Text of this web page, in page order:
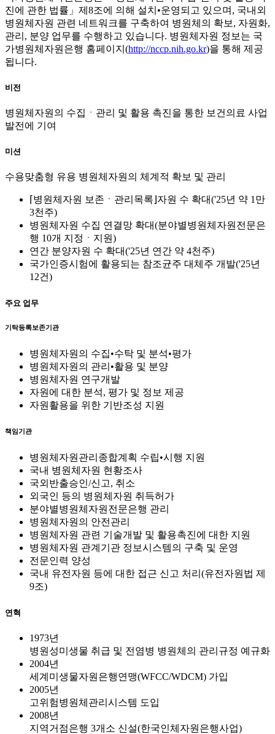
진에 관한 법률」제8조에 의해 설치•운영되고 있으며, 국내외
병원체자원 관련 네트워크를 구축하여 병원체의 확보, 자원화,
관리, 분양 업무를 수행하고 있습니다. 병원체자원 정보는 국
가병원체자원은행 홈페이지(http://nccp.nih.go.kr)을 통해 제공
됩니다.
비전
병원체자원의 수집ㆍ관리 및 활용 촉진을 통한 보건의료 사업
발전에 기여
미션
수용맞춤형 유용 병원체자원의 체계적 확보 및 관리
⌈병원체자원 보존ㆍ관리목록⌋자원 수 확대('25년 약 1만
3천주)
병원체자원 수집 연결망 확대(분야별병원체자원전문은
행 10개 지정ㆍ지원)
연간 분양자원 수 확대('25년 연간 약 4천주)
국가인증시험에 활용되는 참조균주 대체주 개발('25년
12건)
주요 업무
기탁등록보존기관
병원체자원의 수집•수탁 및 분석•평가
병원체자원의 관리•활용 및 분양
병원체자원 연구개발
자원에 대한 분석, 평가 및 정보 제공
자원활용을 위한 기반조성 지원
책임기관
병원체자원관리종합계획 수립•시행 지원
국내 병원체자원 현황조사
국외반출승인/신고, 취소
외국인 등의 병원체자원 취득허가
분야별병원체자원전문은행 관리
병원체자원의 안전관리
병원체자원 관련 기술개발 및 활용촉진에 대한 지원
병원체자원 관계기관 정보시스템의 구축 및 운영
전문인력 양성
국내 유전자원 등에 대한 접근 신고 처리(유전자원법 제
9조)
연혁
1973년
병원성미생물 취급 및 전염병 병원체의 관리규정 예규화
2004년
세계미생물자원은행연맹(WFCC/WDCM) 가입
2005년
고위험병원체관리시스템 도입
2008년
지역거점은행 3개소 신설(한국인체자원은행사업)